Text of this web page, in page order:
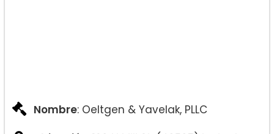
Nombre: Oeltgen & Yavelak, PLLC